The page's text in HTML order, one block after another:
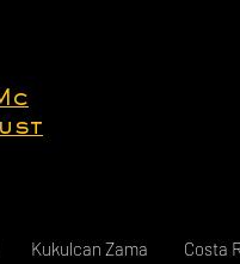
Kukulcan Zama Costa